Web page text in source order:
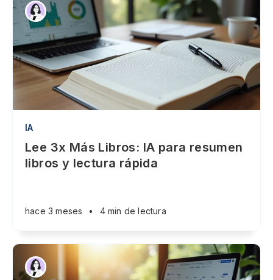
IA
Lee 3x Más Libros: IA para resumen
libros y lectura rápida
hace 3 meses • 4 min de lectura